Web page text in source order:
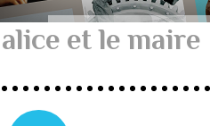
alice et le maire